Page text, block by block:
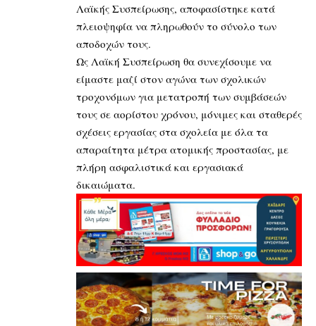
Λαϊκής Συσπείρωσης, αποφασίστηκε κατά
πλειοψηφία να πληρωθούν το σύνολο των
αποδοχών τους.
Ως Λαϊκή Συσπείρωση θα συνεχίσουμε να
είμαστε μαζί στον αγώνα των σχολικών
τροχονόμων για μετατροπή των συμβάσεών
τους σε αορίστου χρόνου, μόνιμες και σταθερές
σχέσεις εργασίας στα σχολεία με όλα τα
απαραίτητα μέτρα ατομικής προστασίας, με
πλήρη ασφαλιστικά και εργασιακά
δικαιώματα.